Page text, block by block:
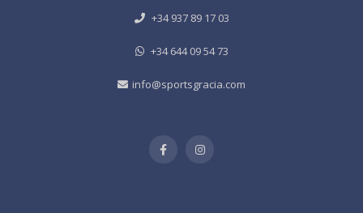
+34 937 89 17 03
+34 644 09 54 73
info@sportsgracia.com